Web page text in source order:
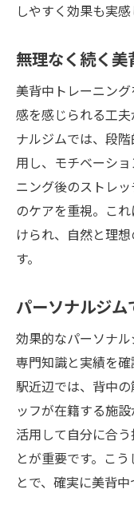
しやすく効果も実感
無理なく続く
美背中トレーニン
感を感じられる工
ナルジムでは、段
用し、モチベーシ
ニング後のストレ
のケアを重視。こ
けられ、自然と理
す。
パーソナルジ
効果的なパーソナ
専門知識と実績を
駅近辺では、背中
ッフが在籍する施
活用して自分に合
とが重要です。こ
とで、確実に美背中